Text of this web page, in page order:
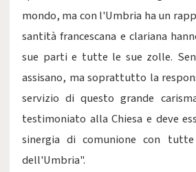
mondo, ma con l'Umbria ha un
santità francescana e clariana
sue parti e tutte le sue zolle.
assisano, ma soprattutto la
servizio di questo grande
testimoniato alla Chiesa e deve
sinergia di comunione con
dell'Umbria".